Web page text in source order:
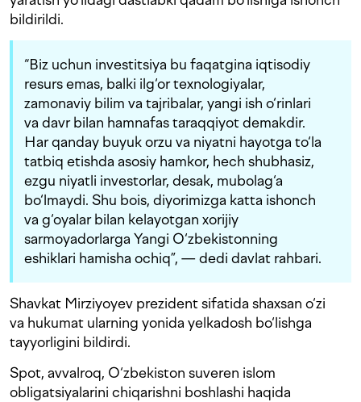
bildirildi.
“Biz uchun investitsiya bu faqatgina iqtisodiy
resurs emas, balki ilg‘or texnologiyalar,
zamonaviy bilim va tajribalar, yangi ish o‘rinlari
va davr bilan hamnafas taraqqiyot demakdir.
Har qanday buyuk orzu va niyatni hayotga to‘la
tatbiq etishda asosiy hamkor, hech shubhasiz,
ezgu niyatli investorlar, desak, mubolag‘a
bo‘lmaydi. Shu bois, diyorimizga katta ishonch
va g‘oyalar bilan kelayotgan xorijiy
sarmoyadorlarga Yangi O‘zbekistonning
eshiklari hamisha ochiq”, — dedi davlat rahbari.
Shavkat Mirziyoyev prezident sifatida shaxsan o‘zi
va hukumat ularning yonida yelkadosh bo‘lishga
tayyorligini bildirdi.
Spot, avvalroq, O‘zbekiston suveren islom
obligatsiyalarini chiqarishni boshlashi haqida